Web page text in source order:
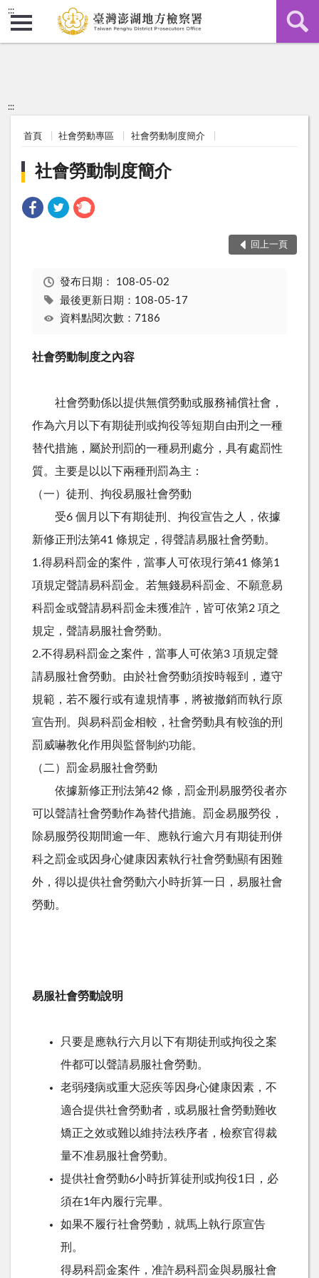
:::
:::
首頁 社會勞動專區 社會勞動制度簡介
社會勞動制度簡介
回上一頁
發布日期： 108-05-02
最後更新日期：108-05-17
資料點閱次數：7186
社會勞動制度之內容
社會勞動係以提供無償勞動或服務補償社會，
作為六月以下有期徒刑或拘役等短期自由刑之一種
替代措施，屬於刑罰的一種易刑處分，具有處罰性
質。主要是以以下兩種刑罰為主：
（一）徒刑、拘役易服社會勞動
受6 個月以下有期徒刑、拘役宣告之人，依據
新修正刑法第41 條規定，得聲請易服社會勞動。
1.得易科罰金的案件，當事人可依現行第41 條第1
項規定聲請易科罰金。若無錢易科罰金、不願意易
科罰金或聲請易科罰金未獲准許，皆可依第2 項之
規定，聲請易服社會勞動。
2.不得易科罰金之案件，當事人可依第3 項規定聲
請易服社會勞動。由於社會勞動須按時報到，遵守
規範，若不履行或有違規情事，將被撤銷而執行原
宣告刑。與易科罰金相較，社會勞動具有較強的刑
罰威嚇教化作用與監督制約功能。
（二）罰金易服社會勞動
依據新修正刑法第42 條，罰金刑易服勞役者亦
可以聲請社會勞動作為替代措施。罰金易服勞役，
除易服勞役期間逾一年、應執行逾六月有期徒刑併
科之罰金或因身心健康因素執行社會勞動顯有困難
外，得以提供社會勞動六小時折算一日，易服社會
勞動。
易服社會勞動說明
只要是應執行六月以下有期徒刑或拘役之案
件都可以聲請易服社會勞動。
老弱殘病或重大惡疾等因身心健康因素，不
適合提供社會勞動者，或易服社會勞動難收
矯正之效或難以維持法秩序者，檢察官得裁
量不准易服社會勞動。
提供社會勞動6小時折算徒刑或拘役1日，必
須在1年內履行完畢。
如果不履行社會勞動，就馬上執行原宣告
刑。
得易科罰金案件，准許易科罰金與易服社會